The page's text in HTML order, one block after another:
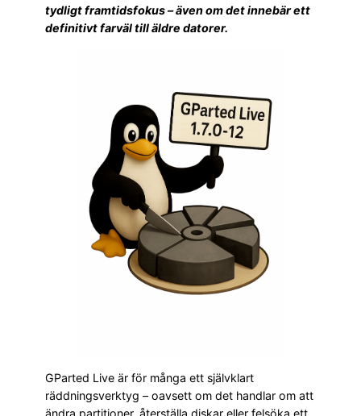
tydligt framtidsfokus – även om det innebär ett
definitivt farväl till äldre datorer.
GParted Live är för många ett självklart
räddningsverktyg – oavsett om det handlar om att